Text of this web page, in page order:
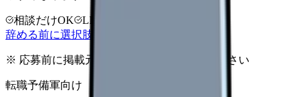
相談だけOK LINE相談OK
辞める前に選択肢を確認する
※ 応募前に掲載元の最新情報を確認してください
転職予備軍向け